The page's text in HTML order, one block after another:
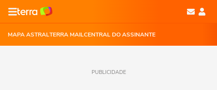
MAPA ASTRALTERRA MAILCENTRAL DO ASSINANTE
PUBLICIDADE